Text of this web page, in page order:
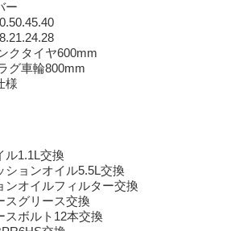
ー
クタイヤ600mm
グ車輪800mm
様
ル1.1L交換
ションオイル5.5L交換
ンオイルフィルター交換
スグリース交換
スボルト12本交換